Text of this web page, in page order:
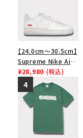
【24.0cm～30.5cm】
Supreme Nike Air
Force 1 Low シュプ
リーム ナイキエアフォ
ース１スニーカー シ
ューズ ホワイト
¥28,980 (税込)